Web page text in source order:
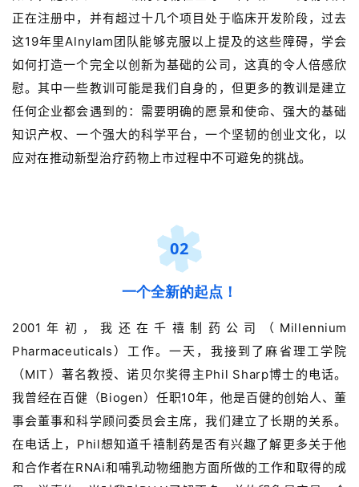
正在注册中，并有超过十几个项目处于临床开发阶段，过去
这19年里Alnylam团队能够克服以上提及的这些障碍，学会
如何打造一个完全以创新为基础的公司，这真的令人倍感欣
慰。其中一些教训可能是我们自身的，但更多的教训是建立
任何企业都会遇到的：需要明确的愿景和使命、强大的基础
知识产权、一个强大的科学平台，一个坚韧的创业文化，以
应对在推动新型治疗药物上市过程中不可避免的挑战。
02
一个全新的起点！
2001年初，我还在千禧制药公司（Millennium
Pharmaceuticals）工作。一天，我接到了麻省理工学院
（MIT）著名教授、诺贝尔奖得主Phil Sharp博士的电话。
我曾经在百健（Biogen）任职10年，他是百健的创始人、董
事会董事和科学顾问委员会主席，我们建立了长期的关系。
在电话上，Phil想知道千禧制药是否有兴趣了解更多关于他
和合作者在RNAi和哺乳动物细胞方面所做的工作和取得的成